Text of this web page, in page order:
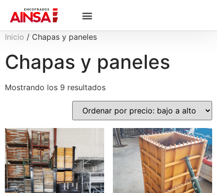
Inicio / Chapas y paneles
Chapas y paneles
Mostrando los 9 resultados